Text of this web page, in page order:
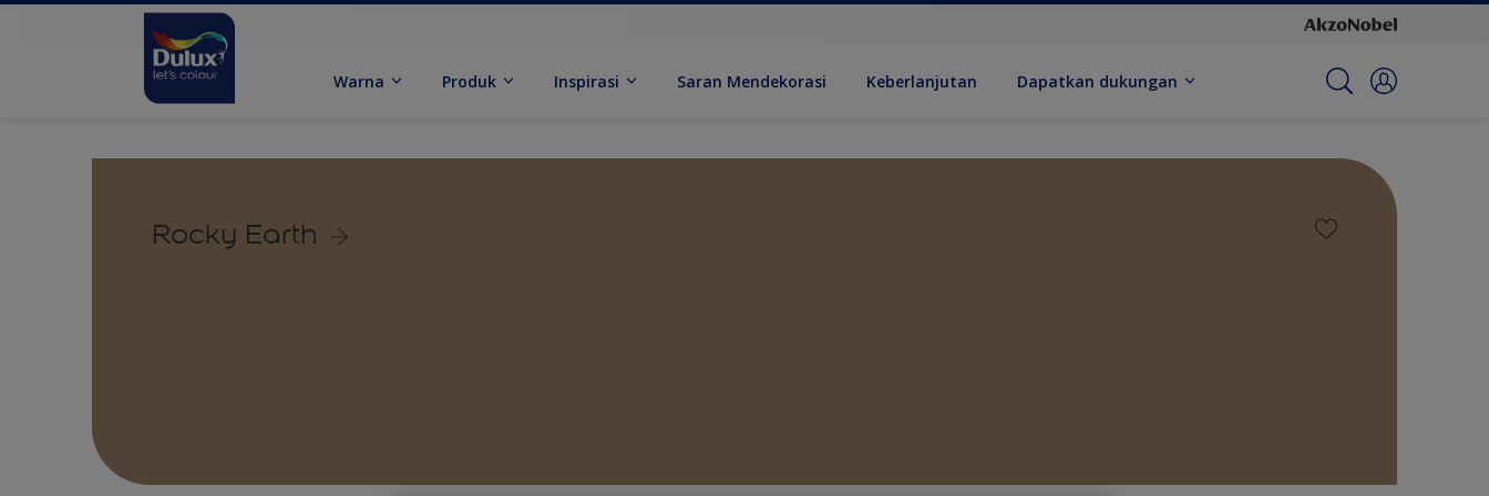
Warna Produk Inspirasi Saran Mendekorasi Keberlanjutan Dapatkan dukungan
Rocky Earth